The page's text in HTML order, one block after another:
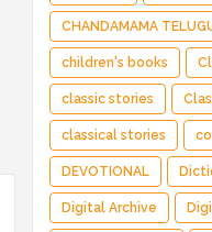
CHANDAMAMA
children's books
classic stories
classical stories
DEVOTIONAL
Digital Archive